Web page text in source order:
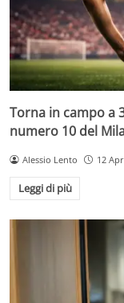
Torna in campo a
numero 10 del
Alessio Lento 12
Leggi di più